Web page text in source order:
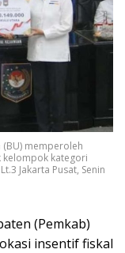
(BU) memperoleh
kelompok kategori
Jakarta Pusat, Senin
(Pemkab)
insentif fiskal